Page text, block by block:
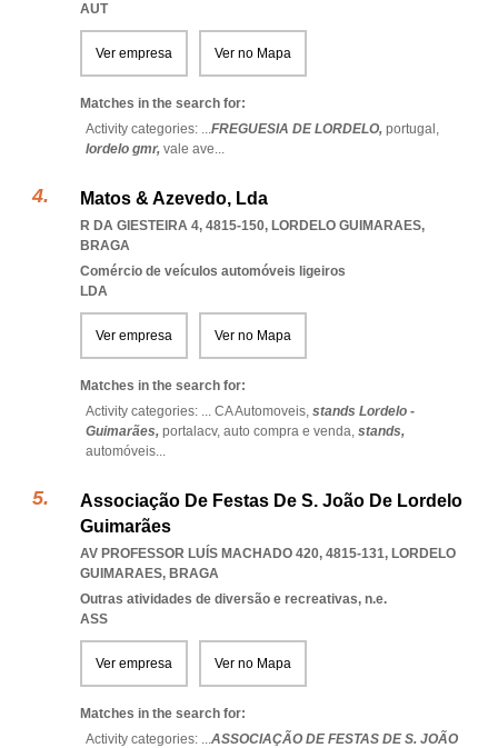
AUT
Ver empresa Ver no Mapa
Matches in the search for:
Activity categories: ...FREGUESIA DE LORDELO, portugal,
lordelo gmr, vale ave...
Matos & Azevedo, Lda
R DA GIESTEIRA 4, 4815-150, LORDELO GUIMARAES,
BRAGA
Comércio de veículos automóveis ligeiros
LDA
Ver empresa Ver no Mapa
Matches in the search for:
Activity categories: ... CA Automoveis, stands Lordelo -
Guimarães, portalacv, auto compra e venda, stands,
automóveis...
Associação De Festas De S. João De Lordelo
Guimarães
AV PROFESSOR LUÍS MACHADO 420, 4815-131, LORDELO
GUIMARAES, BRAGA
Outras atividades de diversão e recreativas, n.e.
ASS
Ver empresa Ver no Mapa
Matches in the search for:
Activity categories: ...ASSOCIAÇÃO DE FESTAS DE S. JOÃO